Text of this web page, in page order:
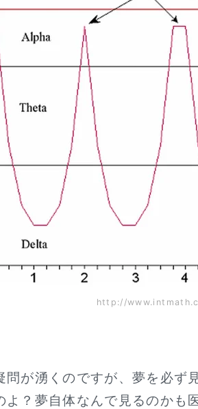
http://
問が湧くのですが、夢を必ず
よ？夢自体なんで見るのかも